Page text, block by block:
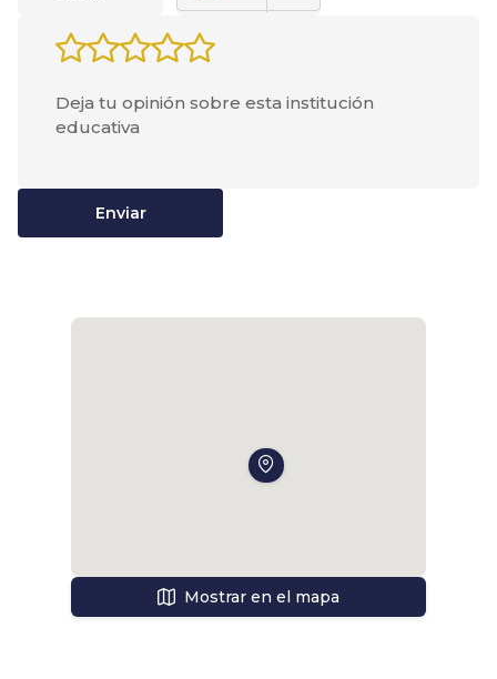
Enviar
Mostrar en el mapa